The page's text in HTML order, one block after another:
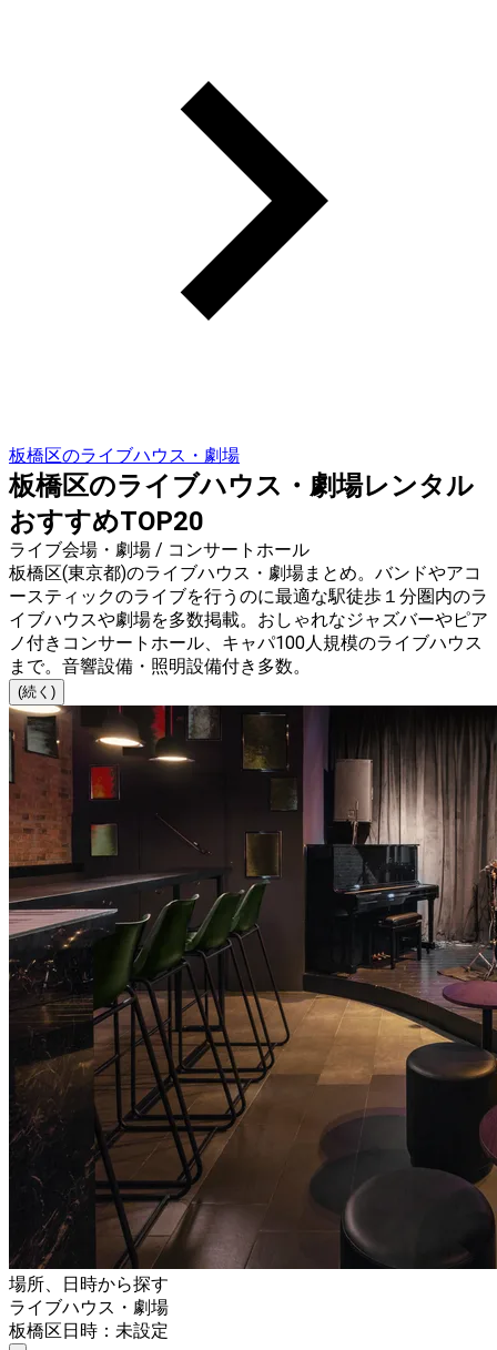
板橋区のライブハウス・劇場
板橋区のライブハウス・劇場レンタル
おすすめTOP20
ライブ会場・劇場 / コンサートホール
板橋区(東京都)のライブハウス・劇場まとめ。バンドやアコ
ースティックのライブを行うのに最適な駅徒歩１分圏内のラ
イブハウスや劇場を多数掲載。おしゃれなジャズバーやピア
ノ付きコンサートホール、キャパ100人規模のライブハウス
まで。音響設備・照明設備付き多数。
(続く)
場所、日時から探す
ライブハウス・劇場
板橋区日時：未設定